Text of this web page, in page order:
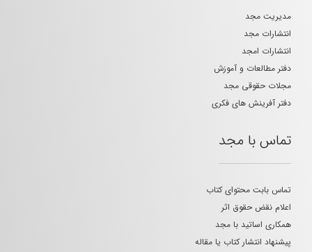
مدیریت مجد
انتشارات مجد
انتشارات امجد
دفتر مطالعات و آموزش
مجلات حقوقی مجد
دفتر آفرینش های فکری
تماس با مجد
تماس بابت محتوای کتاب
اعلام نقض حقوق اثر
همکاری اساتید با مجد
پیشنهاد انتشار کتاب یا مقاله